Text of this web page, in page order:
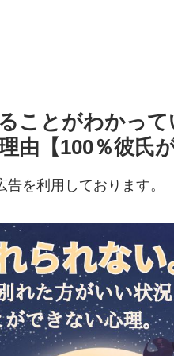
ことがわかっ
由【100％彼氏
を利用しております。